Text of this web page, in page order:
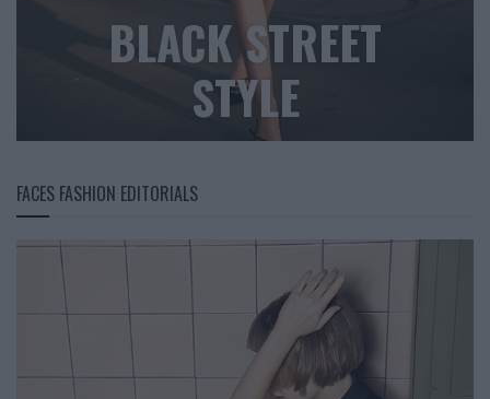
BLACK STREET
STYLE
FACES FASHION EDITORIALS